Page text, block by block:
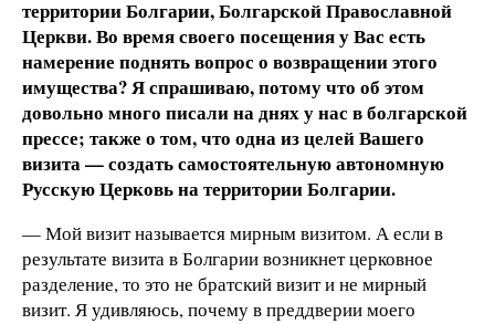
территории Болгарии, Болгарской Православной
Церкви. Во время своего посещения у Вас есть
намерение поднять вопрос о возвращении этого
имущества? Я спрашиваю, потому что об этом
довольно много писали на днях у нас в болгарской
прессе; также о том, что одна из целей Вашего
визита — создать самостоятельную автономную
Русскую Церковь на территории Болгарии.
— Мой визит называется мирным визитом. А если в
результате визита в Болгарии возникнет церковное
разделение, то это не братский визит и не мирный
визит. Я удивляюсь, почему в преддверии моего